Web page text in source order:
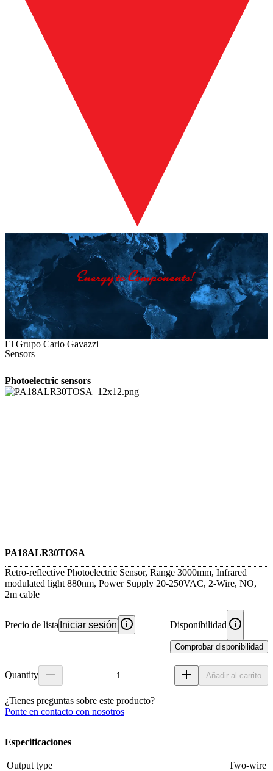
El Grupo Carlo Gavazzi
Sensors
Photoelectric sensors
PA18ALR30TOSA
Retro-reflective Photoelectric Sensor, Range 3000mm, Infrared
modulated light 880nm, Power Supply 20-250VAC, 2-Wire, NO,
2m cable
Precio de lista Iniciar sesión Disponibilidad
Comprobar disponibilidad
Quantity Añadir al carrito
¿Tienes preguntas sobre este producto?
Ponte en contacto con nosotros
Especificaciones
Output type Two-wire